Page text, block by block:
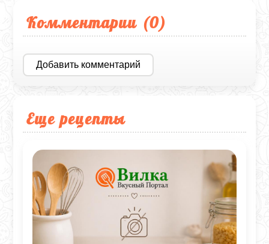
Комментарии (0)
Добавить комментарий
Еще рецепты